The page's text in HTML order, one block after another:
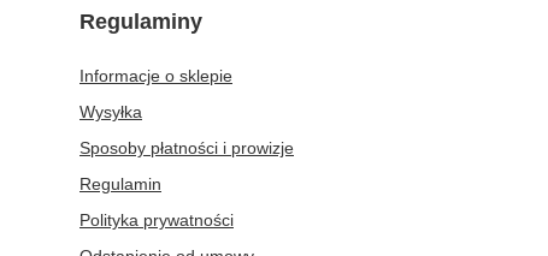
Regulaminy
Informacje o sklepie
Wysyłka
Sposoby płatności i prowizje
Regulamin
Polityka prywatności